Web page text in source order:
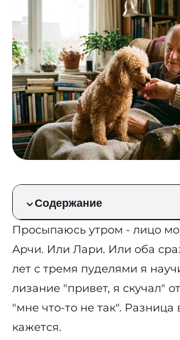
Просыпаюсь утром - лицо
Арчи. Или Лари. Или оба
лет с тремя пуделями я
лизание "привет, я скучал"
"мне что-то не так".
кажется.
Содержание